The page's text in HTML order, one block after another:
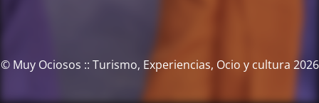
© Muy Ociosos :: Turismo, Experiencias, Ocio y cultura 2026